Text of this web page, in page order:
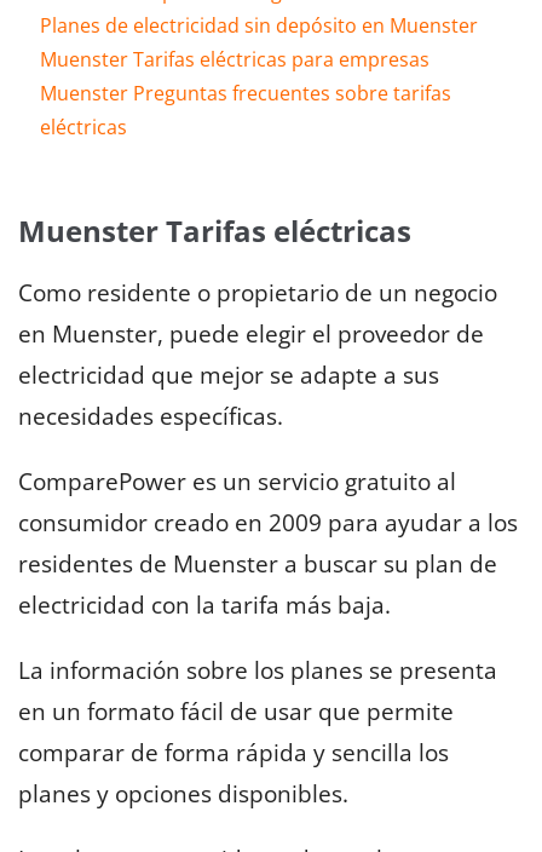
Planes de electricidad sin depósito en Muenster
Muenster Tarifas eléctricas para empresas
Muenster Preguntas frecuentes sobre tarifas
eléctricas
Muenster Tarifas eléctricas
Como residente o propietario de un negocio
en Muenster, puede elegir el proveedor de
electricidad que mejor se adapte a sus
necesidades específicas.
ComparePower es un servicio gratuito al
consumidor creado en 2009 para ayudar a los
residentes de Muenster a buscar su plan de
electricidad con la tarifa más baja.
La información sobre los planes se presenta
en un formato fácil de usar que permite
comparar de forma rápida y sencilla los
planes y opciones disponibles.